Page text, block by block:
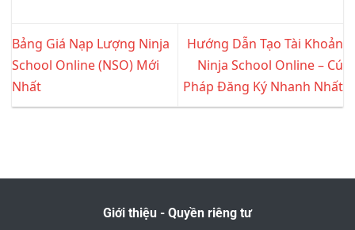
Bảng Giá Nạp Lượng Ninja
School Online (NSO) Mới
Nhất
Hướng Dẫn Tạo Tài Khoản
Ninja School Online – Cú
Pháp Đăng Ký Nhanh Nhất
Giới thiệu - Quyền riêng tư